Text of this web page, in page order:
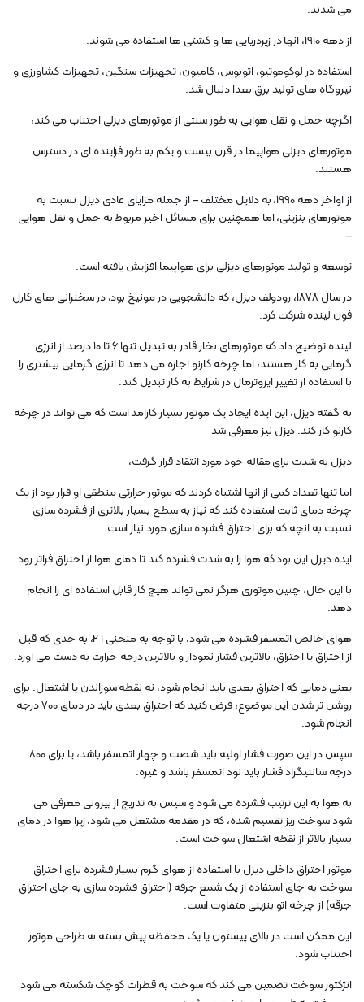
می شدند.
از دهه 1910، انها در زیردریایی ها و کشتی ها استفاده می شوند.
استفاده در لوکوموتیو، اتوبوس، کامیون، تجهیزات سنگین، تجهیزات کشاورزی و
نیروگاه های تولید برق بعدا دنبال شد.
اگرچه حمل و نقل هوایی به طور سنتی از موتورهای دیزلی اجتناب می کند،
موتورهای دیزلی هواپیما در قرن بیست و یکم به طور فزاینده ای در دسترس
هستند.
از اواخر دهه 1990، به دلایل مختلف – از جمله مزایای عادی دیزل نسبت به
موتورهای بنزینی، اما همچنین برای مسائل اخیر مربوط به حمل و نقل هوایی
–
توسعه و تولید موتورهای دیزلی برای هواپیما افزایش یافته است.
در سال 1878، رودولف دیزل، که دانشجویی در مونیخ بود، در سخنرانی های کارل
فون لینده شرکت کرد.
لینده توضیح داد که موتورهای بخار قادر به تبدیل تنها ۶ تا ۱۰ درصد از انرژی
گرمایی به کار هستند، اما چرخه کارنو اجازه می دهد تا انرژی گرمایی بیشتری را
با استفاده از تغییر ایزوترمال در شرایط به کار تبدیل کند.
به گفته دیزل، این ایده ایجاد یک موتور بسیار کارامد است که می تواند در چرخه
کارنو کار کند. دیزل نیز معرفی شد
دیزل به شدت برای مقاله خود مورد انتقاد قرار گرفت،
اما تنها تعداد کمی از انها اشتباه کردند که موتور حرارتی منطقی او قرار بود از یک
چرخه دمای ثابت استفاده کند که نیاز به سطح بسیار بالاتری از فشرده سازی
نسبت به انچه که برای احتراق فشرده سازی مورد نیاز است.
ایده دیزل این بود که هوا را به شدت فشرده کند تا دمای هوا از احتراق فراتر رود.
با این حال، چنین موتوری هرگز نمی تواند هیچ کار قابل استفاده ای را انجام
دهد.
هوای خالص اتمسفر فشرده می شود، با توجه به منحنی 1 2، به حدی که قبل
از احتراق یا احتراق، بالاترین فشار نمودار و بالاترین درجه حرارت به دست می اورد.
یعنی دمایی که احتراق بعدی باید انجام شود، نه نقطه سوزاندن یا اشتعال. برای
روشن تر شدن این موضوع، فرض کنید که احتراق بعدی باید در دمای 700 درجه
انجام شود.
سپس در این صورت فشار اولیه باید شصت و چهار اتمسفر باشد، یا برای 800
درجه سانتیگراد فشار باید نود اتمسفر باشد و غیره.
به هوا به این ترتیب فشرده می شود و سپس به تدریج از بیرونی معرفی می
شود سوخت ریز تقسیم شده، که در مقدمه مشتعل می شود، زیرا هوا در دمای
بسیار بالاتر از نقطه اشتعال سوخت است.
موتور احتراق داخلی دیزل با استفاده از هوای گرم بسیار فشرده برای احتراق
سوخت به جای استفاده از یک شمع جرقه (احتراق فشرده سازی به جای احتراق
جرقه) از چرخه اتو بنزینی متفاوت است.
این ممکن است در بالای پیستون یا یک محفظه پیش بسته به طراحی موتور
اجتناب شود.
انژکتور سوخت تضمین می کند که سوخت به قطرات کوچک شکسته می شود